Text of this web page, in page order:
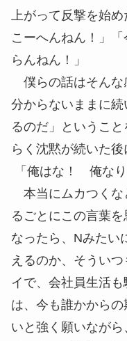
上がって反撃を始
こーへんねん！」
らんねん！」
僕らの話はそんな
分からないままに
るのだ」というこ
らく沈黙が続いた後
「俺はな！ 俺な
本当にムカつくな
るごとにこの言葉
なったら、Nみたい
えるのか、そうい
イで、会社員生活
は、今も誰かから
いと強く願いなが